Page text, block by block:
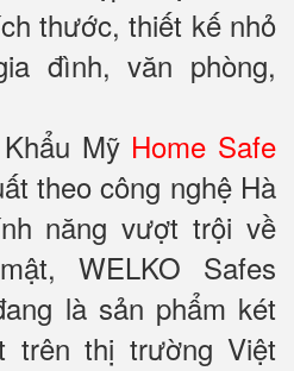
thước, thiết kế nhỏ
đình, văn phòng,
Mỹ Home Safe
theo công nghệ Hà
năng vượt trội về
WELKO Safes
là sản phẩm két
trên thị trường Việt